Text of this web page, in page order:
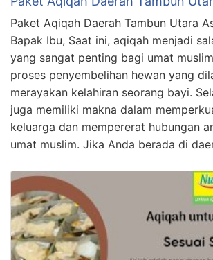
Paket Aqiqah Daerah Tambun Utara
Bapak Ibu, Saat ini, aqiqah menjadi
yang sangat penting bagi umat
proses penyembelihan hewan yang
merayakan kelahiran seorang bayi.
juga memiliki makna dalam
keluarga dan mempererat hubungan
umat muslim. Jika Anda berada di